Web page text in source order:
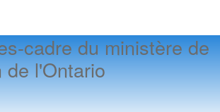
cadre du ministère de
de l'Ontario